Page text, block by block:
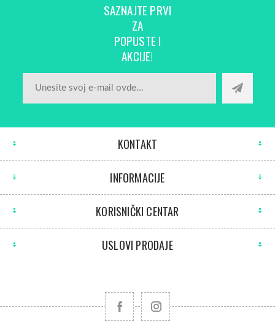
SAZNAJTE PRVI
ZA
POPUSTE I
AKCIJE!
KONTAKT
INFORMACIJE
KORISNIČKI CENTAR
USLOVI PRODAJE